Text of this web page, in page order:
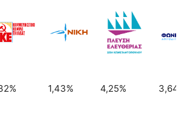
1,43% 4,25% 3,64%